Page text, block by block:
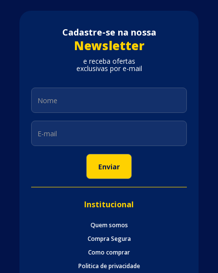
Cadastre-se na nossa
Newsletter
e receba ofertas
exclusivas por e-mail
Institucional
Quem somos
Compra Segura
Como comprar
Politica de privacidade